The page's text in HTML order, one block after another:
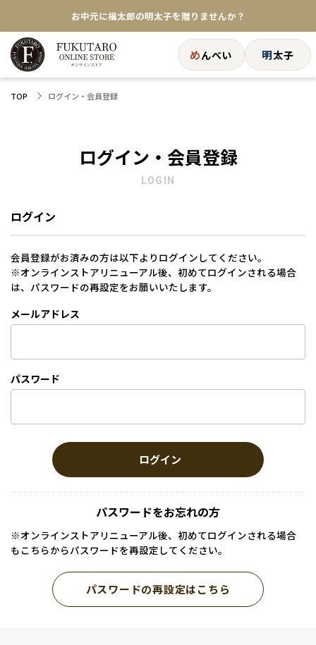
お中元に福太郎の明太子を贈りませんか？
★めんべい25周年記念商品が登場★
【色々な味を試したい方へ】ポストイン！めんべい
めんべい 明太子
TOP ログイン・会員登録
ログイン・会員登録
LOGIN
ログイン
会員登録がお済みの方は以下よりログインしてください。
※オンラインストアリニューアル後、初めてログインされる場合
は、パスワードの再設定をお願いいたします。
メールアドレス
パスワード
ログイン
パスワードをお忘れの方
※オンラインストアリニューアル後、初めてログインされる場合
もこちらからパスワードを再設定してください。
パスワードの再設定はこちら